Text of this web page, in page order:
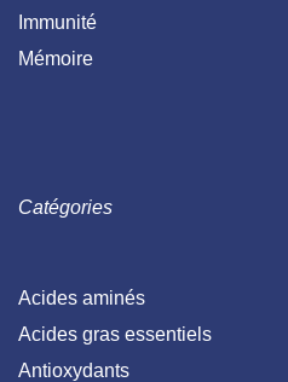
Immunité
Mémoire
Catégories
Acides aminés
Acides gras essentiels
Antioxydants